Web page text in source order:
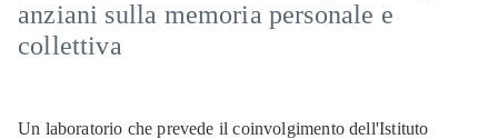
anziani sulla memoria personale e
collettiva
Un laboratorio che prevede il coinvolgimento dell'Istituto